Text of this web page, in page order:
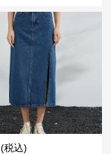
(税込)